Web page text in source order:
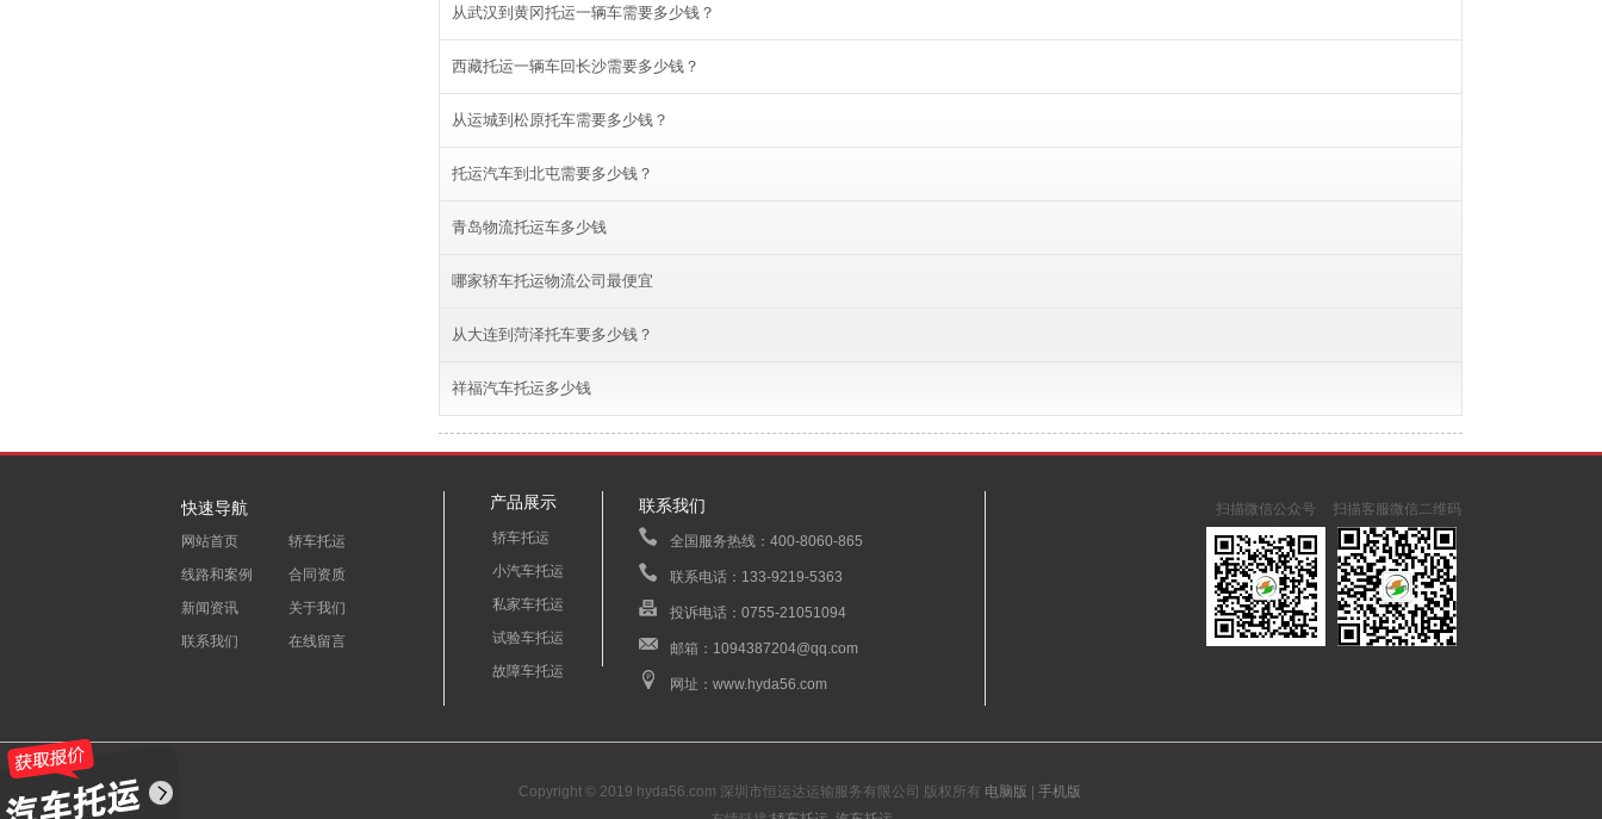
从武汉到黄冈托运一辆车需要多少钱？
西藏托运一辆车回长沙需要多少钱？
从运城到松原托车需要多少钱？
托运汽车到北屯需要多少钱？
青岛物流托运车多少钱
哪家轿车托运物流公司最便宜
从大连到菏泽托车要多少钱？
祥福汽车托运多少钱
快速导航
网站首页
轿车托运
线路和案例
合同资质
新闻资讯
关于我们
联系我们
在线留言
产品展示
轿车托运
小汽车托运
私家车托运
试验车托运
故障车托运
联系我们
全国服务热线：400-8060-865
联系电话：133-9219-5363
投诉电话：0755-21051094
邮箱：1094387204@qq.com
网址：www.hyda56.com
扫描客服微信二维码
扫描微信公众号
Copyright © 2019 hyda56.com 深圳市恒运达运输服务有限公司 版权所有 电脑版
手机版